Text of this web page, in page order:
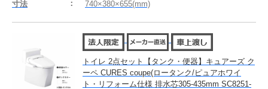
寸法 740×380×655(mm)
トイレ 2点セット【タンク・便器】キュアーズ ク
ーペ CURES coupe(ロータンク/ピュアホワイ
ト・リフォーム仕様 排水芯305-435mm SC8251-